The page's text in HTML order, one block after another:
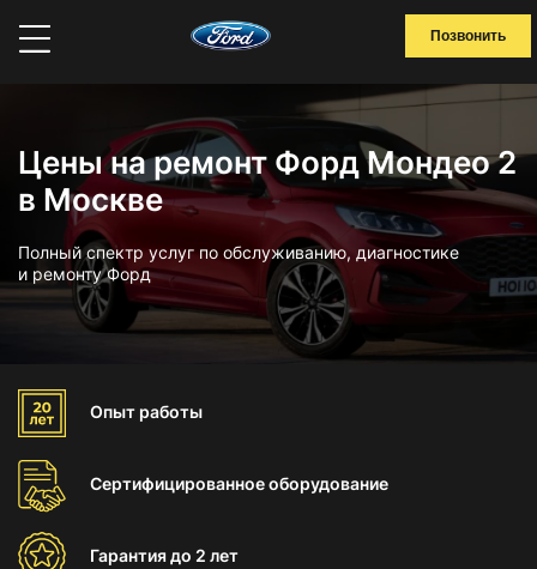
Позвонить
Цены на ремонт Форд Мондео 2
в Москве
Полный спектр услуг по обслуживанию, диагностике
и ремонту Форд
Опыт работы
Сертифицированноеоборудование
Гарантиядо 2 лет